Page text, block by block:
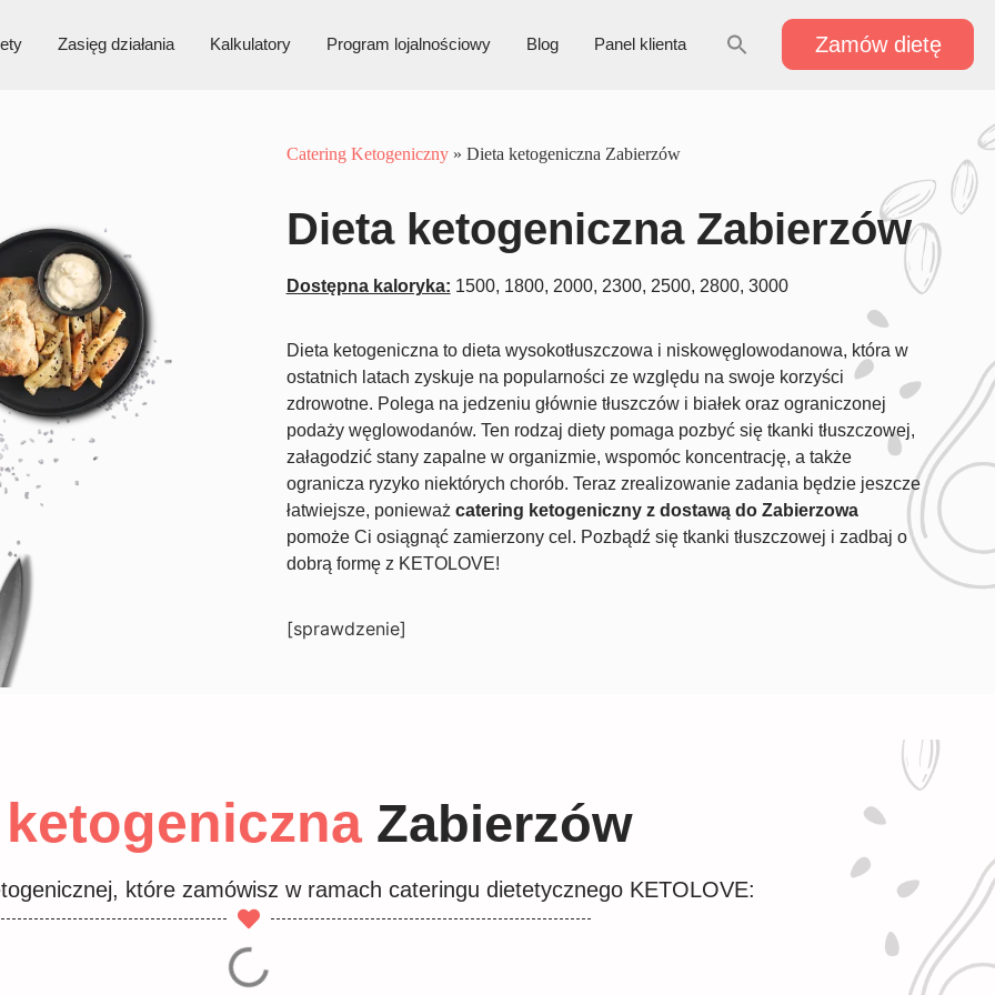
Zasięg działania Kalkulatory Program lojalnościowy Blog Panel klienta Zamów dietę
Catering Ketogeniczny» Dieta ketogeniczna Zabierzów
Dieta ketogeniczna Zabierzów
Dostępna kaloryka: 1500, 1800, 2000, 2300, 2500, 2800, 3000
Dieta ketogeniczna to dieta wysokotłuszczowa i niskowęglowodanowa, która w
ostatnich latach zyskuje na popularności ze względu na swoje korzyści
zdrowotne. Polega na jedzeniu głównie tłuszczów i białek oraz ograniczonej
podaży węglowodanów. Ten rodzaj diety pomaga pozbyć się tkanki tłuszczowej,
załagodzić stany zapalne w organizmie, wspomóc koncentrację, a także
ogranicza ryzyko niektórych chorób. Teraz zrealizowanie zadania będzie jeszcze
łatwiejsze, ponieważ catering ketogeniczny z dostawą do Zabierzowa
pomoże Ci osiągnąć zamierzony cel. Pozbądź się tkanki tłuszczowej i zadbaj o
dobrą formę z KETOLOVE!
[sprawdzenie]
ketogeniczna Zabierzów
które zamówisz w ramach cateringu dietetycznego KETOLOVE: